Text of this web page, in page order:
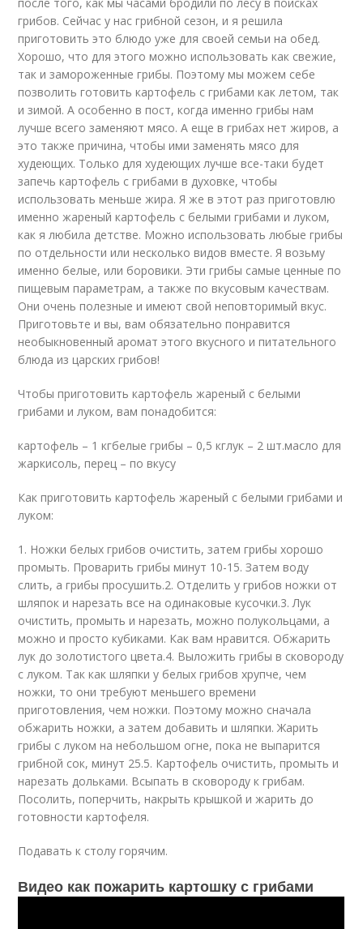
грибов. Сейчас у нас грибной сезон, и я решила
приготовить это блюдо уже для своей семьи на обед.
Хорошо, что для этого можно использовать как свежие,
так и замороженные грибы. Поэтому мы можем себе
позволить готовить картофель с грибами как летом, так
и зимой. А особенно в пост, когда именно грибы нам
лучше всего заменяют мясо. А еще в грибах нет жиров, а
это также причина, чтобы ими заменять мясо для
худеющих. Только для худеющих лучше все-таки будет
запечь картофель с грибами в духовке, чтобы
использовать меньше жира. Я же в этот раз приготовлю
именно жареный картофель с белыми грибами и луком,
как я любила детстве. Можно использовать любые грибы
по отдельности или несколько видов вместе. Я возьму
именно белые, или боровики. Эти грибы самые ценные по
пищевым параметрам, а также по вкусовым качествам.
Они очень полезные и имеют свой неповторимый вкус.
Приготовьте и вы, вам обязательно понравится
необыкновенный аромат этого вкусного и питательного
блюда из царских грибов!
Чтобы приготовить картофель жареный с белыми
грибами и луком, вам понадобится:
картофель – 1 кгбелые грибы – 0,5 кглук – 2 шт.масло для
жаркисоль, перец – по вкусу
Как приготовить картофель жареный с белыми грибами и
луком:
1. Ножки белых грибов очистить, затем грибы хорошо
промыть. Проварить грибы минут 10-15. Затем воду
слить, а грибы просушить.2. Отделить у грибов ножки от
шляпок и нарезать все на одинаковые кусочки.3. Лук
очистить, промыть и нарезать, можно полукольцами, а
можно и просто кубиками. Как вам нравится. Обжарить
лук до золотистого цвета.4. Выложить грибы в сковороду
с луком. Так как шляпки у белых грибов хрупче, чем
ножки, то они требуют меньшего времени
приготовления, чем ножки. Поэтому можно сначала
обжарить ножки, а затем добавить и шляпки. Жарить
грибы с луком на небольшом огне, пока не выпарится
грибной сок, минут 25.5. Картофель очистить, промыть и
нарезать дольками. Всыпать в сковороду к грибам.
Посолить, поперчить, накрыть крышкой и жарить до
готовности картофеля.
Подавать к столу горячим.
Видео как пожарить картошку с грибами